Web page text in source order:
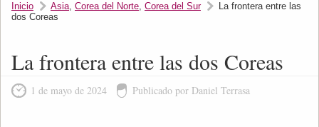
Inicio Asia, Corea del Norte, Corea del Sur
La frontera entre las
dos Coreas
La frontera entre las dos Coreas
1 de mayo de 2024 Publicado por Daniel Terrasa